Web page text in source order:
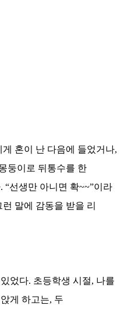
혼이 난 다음에 들었거나,
둥이로 뒤통수를 한
“선생만 아니면 확~~”이라
말에 감동을 받을 리
었다. 초등학생 시절, 나를
게 하고는, 두